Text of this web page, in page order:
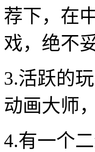
荐下，在
戏，绝不
3.活跃的
动画大师
4.有一个